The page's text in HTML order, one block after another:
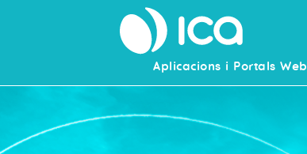
Aplicacions i Portals Web